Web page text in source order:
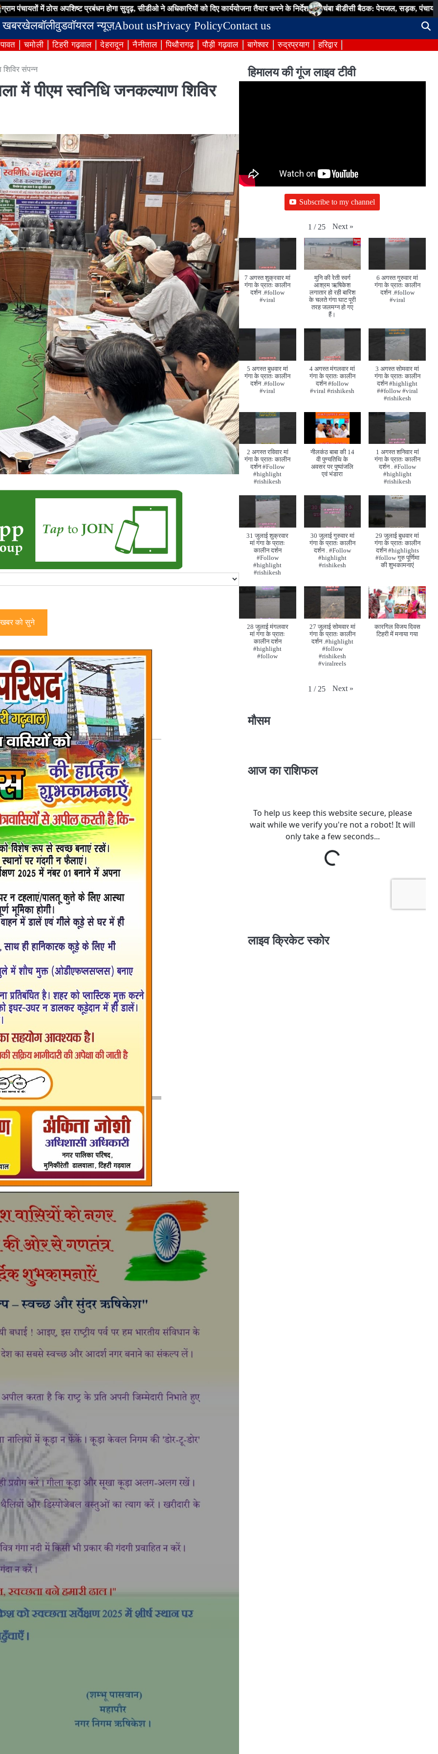
अपशिष्ट प्रबंधन होगा सुदृढ़, सीडीओ ने अधिकारियों को दिए कार्ययोजना तैयार करने के निर्देश चंबा बीडीसी बैठक: पेयजल, सड़क, पंचायत भवन और स्वच्छता
खबरखेलबॉलीवुडवॉयरल न्यूज़About usPrivacy PolicyContact us
चमोली टिहरी गढ़वाल देहरादून नैनीताल पिथौरागढ़ पौड़ी गढ़वाल बागेश्वर रुद्रप्रयाग हरिद्वार
शिविर संपन्न
में पीएम स्वनिधि जनकल्याण शिविर
को सुने
हिमालय की गूंज लाइव टीवी
Subscribe to my channel
1 / 25 Next »
7 अगस्त शुक्रवार मां
गंगा के प्रातः कालीन
दर्शन .#follow
#viral
मुनि की रेती स्वर्ग
आश्रम ऋषिकेश
लगातार हो रही बारिश
के चलते गंगा घाट पूरी
तरह जलमग्न हो गए
हैं।
6 अगस्त गुरुवार मां
गंगा के प्रातः कालीन
दर्शन .#follow
#viral
5 अगस्त बुधवार मां
गंगा के प्रातः कालीन
दर्शन .#follow
#viral
4 अगस्त मंगलवार मां
गंगा के प्रातः कालीन
दर्शन #follow
#viral #rishikesh
3 अगस्त सोमवार मां
गंगा के प्रातः कालीन
दर्शन #highlight
##follow #viral
#rishikesh
2 अगस्त रविवार मां
गंगा के प्रातः कालीन
दर्शन #Follow
#highlight
#rishikesh
नीलकंठ बाबा की 14
वी पुण्यतिथि के
अवसर पर पुष्पांजलि
एवं भंडारा
1 अगस्त शनिवार मां
गंगा के प्रातः कालीन
दर्शन . #Follow
#highlight
#rishikesh
31 जुलाई शुक्रवार
मां गंगा के प्रातः
कालीन दर्शन
#Follow
#highlight
#rishikesh
30 जुलाई गुरुवार मां
गंगा के प्रातः कालीन
दर्शन . #Follow
#highlight
#rishikesh
29 जुलाई बुधवार मां
गंगा के प्रातः कालीन
दर्शन #highlights
#follow गुरु पूर्णिमा
की शुभकामनाएं
28 जुलाई मंगलवार
मां गंगा के प्रातः
कालीन दर्शन
#highlight
#follow
27 जुलाई सोमवार मां
गंगा के प्रातः कालीन
दर्शन .#highlight
#follow
#rishikesh
#viralreels
कारगिल विजय दिवस
टिहरी में मनाया गया
1 / 25 Next »
मौसम
आज का राशिफल
लाइव क्रिकेट स्कोर